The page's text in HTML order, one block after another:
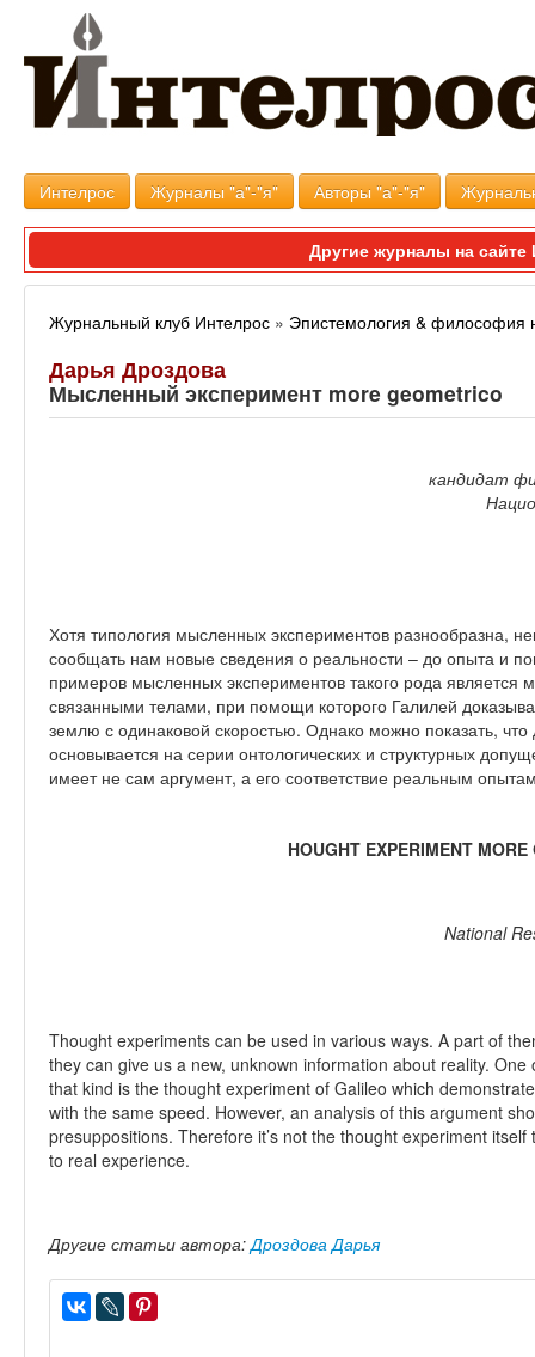
Интелрос Журналы "а"-"я" Авторы "а"-"я"
Другие журналы на
Журнальный клуб Интелрос » Эпистемология & философия
Дарья Дроздова
Мысленный эксперимент more geometrico
кандидат
Хотя типология мысленных экспериментов разнообразна,
сообщать нам новые сведения о реальности – до опыта и
примеров мысленных экспериментов такого рода является
связанными телами, при помощи которого Галилей
землю с одинаковой скоростью. Однако можно показать,
основывается на серии онтологических и структурных
имеет не сам аргумент, а его соответствие реальным
HOUGHT EXPERIMENT MORE
National
Thought experiments can be used in various ways. A part of
they can give us a new, unknown information about reality.
that kind is the thought experiment of Galileo which
with the same speed. However, an analysis of this argument
presuppositions. Therefore it’s not the thought experiment
to real experience.
Другие статьи автора:Дроздова Дарья